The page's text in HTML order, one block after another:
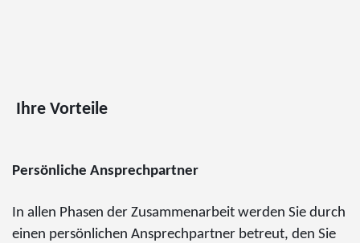
Ihre Vorteile
Persönliche Ansprechpartner
In allen Phasen der Zusammenarbeit werden Sie durch
einen persönlichen Ansprechpartner betreut, den Sie